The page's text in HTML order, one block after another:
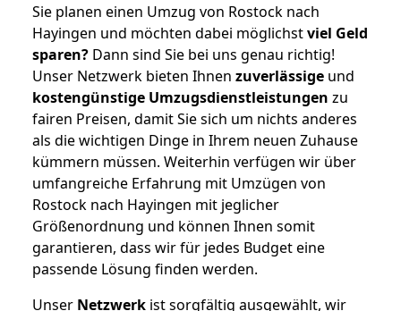
Sie planen einen Umzug von Rostock nach
Hayingen und möchten dabei möglichstviel Geld
sparen? Dann sind Sie bei uns genau richtig!
Unser Netzwerk bieten Ihnen zuverlässige und
kostengünstige Umzugsdienstleistungen zu
fairen Preisen, damit Sie sich um nichts anderes
als die wichtigen Dinge in Ihrem neuen Zuhause
kümmern müssen. Weiterhin verfügen wir über
umfangreiche Erfahrung mit Umzügen von
Rostock nach Hayingen mit jeglicher
Größenordnung und können Ihnen somit
garantieren, dass wir für jedes Budget eine
passende Lösung finden werden.
Unser Netzwerk ist sorgfältig ausgewählt, wir